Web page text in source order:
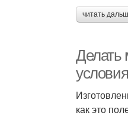
читать
Делать
как это